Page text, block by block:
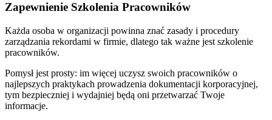
Zapewnienie Szkolenia Pracowników
Każda osoba w organizacji powinna znać zasady i procedury
zarządzania rekordami w firmie, dlatego tak ważne jest szkolenie
pracowników.
Pomysł jest prosty: im więcej uczysz swoich pracowników o
najlepszych praktykach prowadzenia dokumentacji korporacyjnej,
tym bezpieczniej i wydajniej będą oni przetwarzać Twoje
informacje.